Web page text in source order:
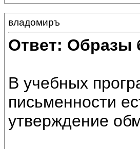
владомиръ
Ответ: Образы
В учебных
письменности
утверждение